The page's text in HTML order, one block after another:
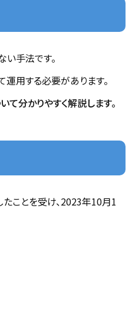
手法です。
運用する必要があります。
て分かりやすく解説します。
たことを受け、2023年10月1